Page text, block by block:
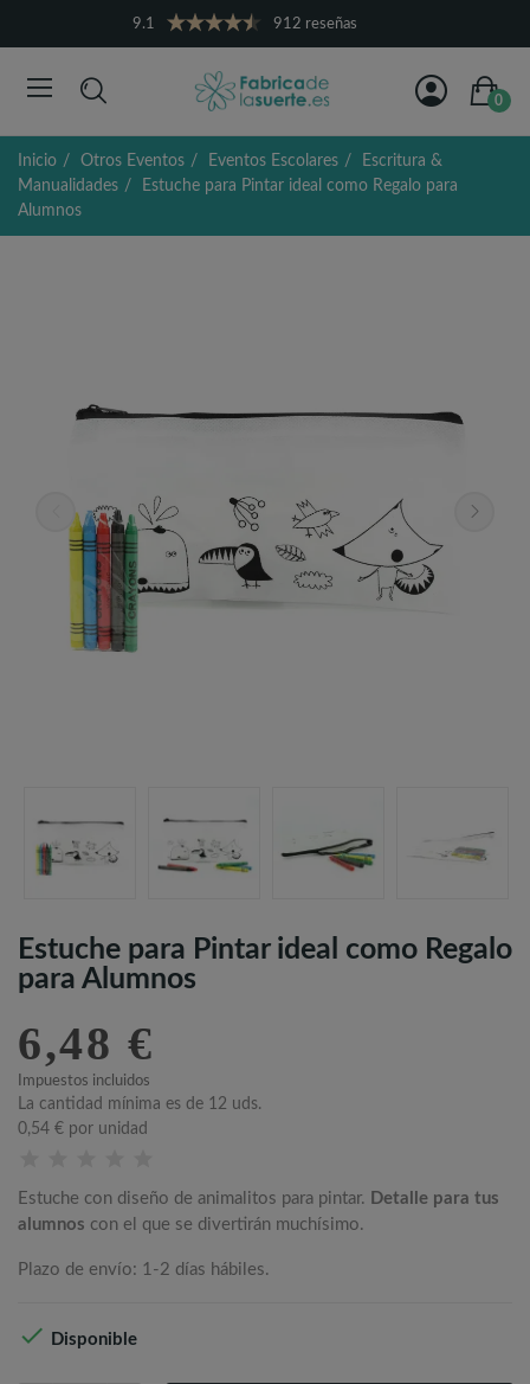
9.1 912 reseñas
0
Inicio Otros Eventos Eventos Escolares
Escritura &
Manualidades
Estuche para Pintar ideal como Regalo para
Alumnos
Estuche para Pintar ideal como Regalo
para Alumnos
6,48 €
Impuestos incluidos
La cantidad mínima es de 12 uds.
0,54 € por unidad
Estuche con diseño de animalitos para pintar. Detalle para tus
alumnos con el que se divertirán muchísimo.
Plazo de envío: 1-2 días hábiles.
 Disponible